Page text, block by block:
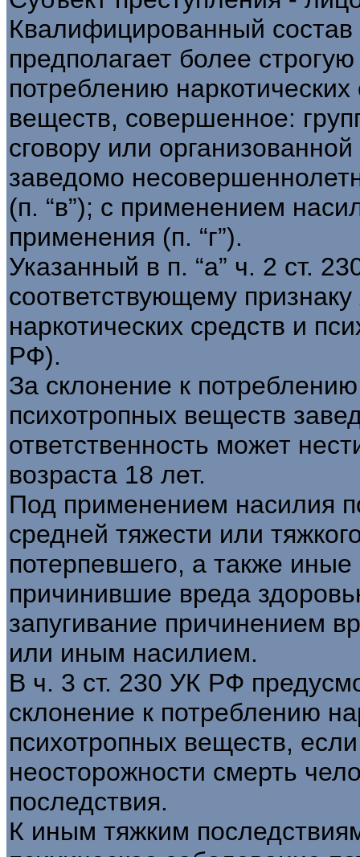
Квалифицированный состав
предполагает более
потреблению
веществ, совершенное:
сговору или
заведомо
(п. “в”); с применением
применения (п. “г”).
Указанный в п. “а” ч. 2 ст.
соответствующему
наркотических средств и
РФ).
За склонение к
психотропных веществ
ответственность может
возраста 18 лет.
Под применением насилия
средней тяжести или
потерпевшего, а также
причинившие вреда
запугивание причинением
или иным насилием.
В ч. 3 ст. 230 УК РФ
склонение к потреблению
психотропных веществ,
неосторожности смерть
последствия.
К иным тяжким